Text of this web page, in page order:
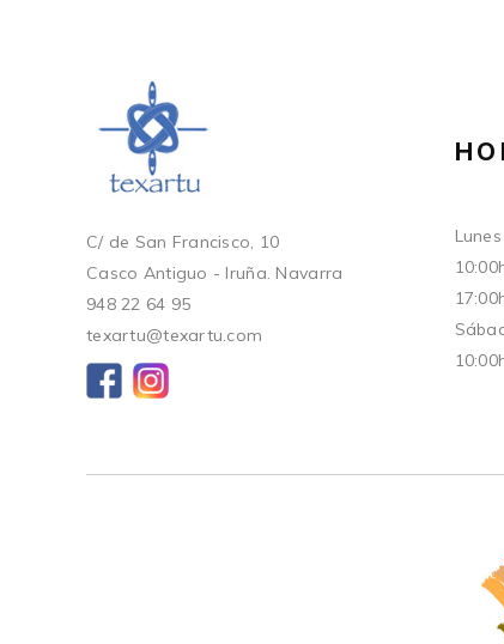
C/ de San Francisco, 10
Casco Antiguo - Iruña. Navarra
948 22 64 95
texartu@texartu.com